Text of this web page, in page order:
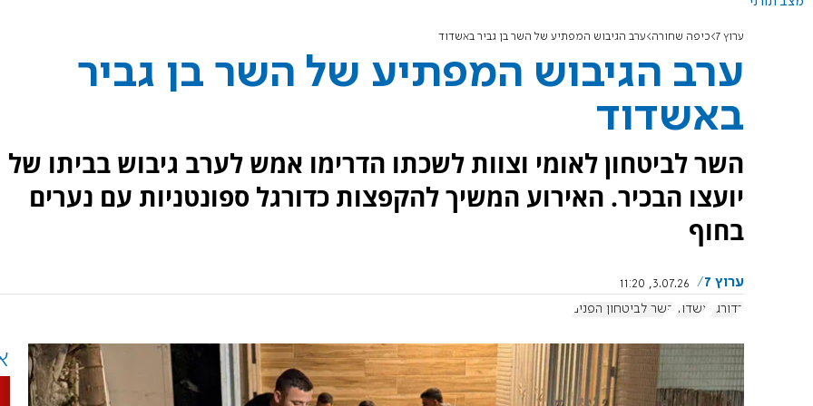
ערוץ 7 כיפה שחורה ערב הגיבוש המפתיע של השר בן גביר באשדוד
ערב הגיבוש המפתיע של השר בן גביר
באשדוד
השר לביטחון לאומי וצוות לשכתו הדרימו אמש לערב גיבוש בביתו של
יועצו הבכיר. האירוע המשיך להקפצות כדורגל ספונטניות עם נערים
בחוף
ערוץ 7
3.07.26, 11:20
כדורגל
אשדוד השר לביטחון הפנים